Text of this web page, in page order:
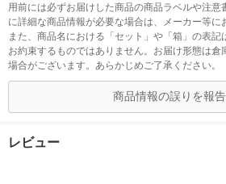
用前には必ずお届けした商品の商品ラベルや注意
に詳細な商品情報が必要な場合は、メーカー等に
また、商品名における「セット」や「箱」の表記
お約束するものではありません。お届け形態は倉
場合がございます。あらかじめご了承ください。
商品情報の誤りを報
レビュー